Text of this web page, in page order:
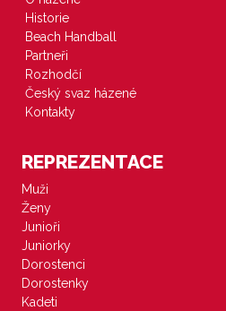
Historie
Beach Handball
Partneři
Rozhodčí
Český svaz házené
Kontakty
REPREZENTACE
Muži
Ženy
Junioři
Juniorky
Dorostenci
Dorostenky
Kadeti